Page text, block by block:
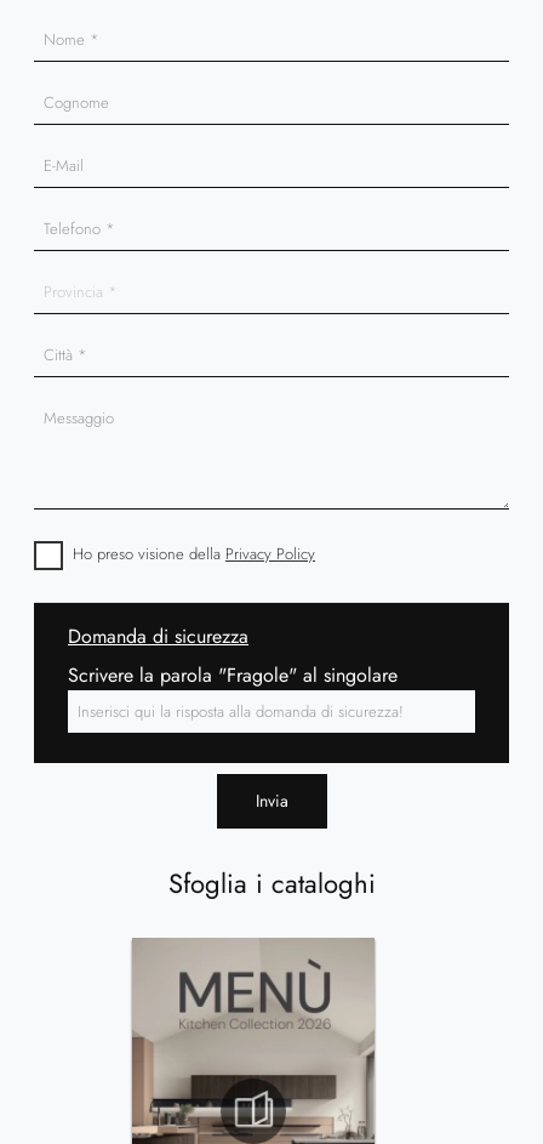
Sfoglia i cataloghi
Ho preso visione della Privacy Policy
Domanda di sicurezza
Scrivere la parola "Fragole" al singolare
Invia